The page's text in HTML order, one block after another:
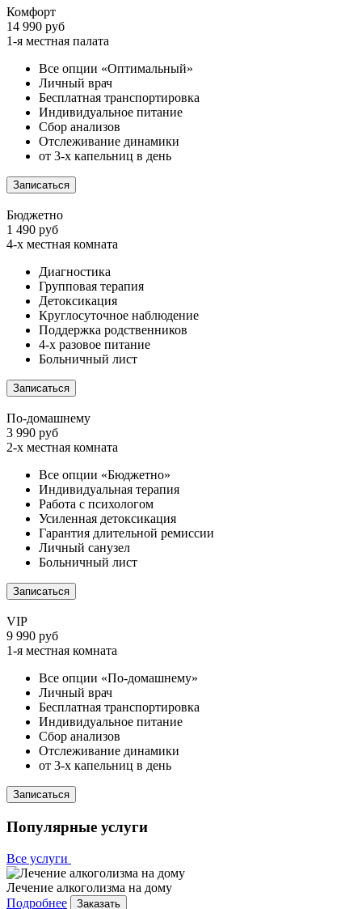
Комфорт
14 990 руб
1-я местная палата
Все опции «Оптимальный»
Личный врач
Бесплатная транспортировка
Индивидуальное питание
Сбор анализов
Отслеживание динамики
от 3-х капельниц в день
Записаться
Бюджетно
1 490 руб
4-х местная комната
Диагностика
Групповая терапия
Детоксикация
Круглосуточное наблюдение
Поддержка родственников
4-х разовое питание
Больничный лист
Записаться
По-домашнему
3 990 руб
2-х местная комната
Все опции «Бюджетно»
Индивидуальная терапия
Работа с психологом
Усиленная детоксикация
Гарантия длительной ремиссии
Личный санузел
Больничный лист
Записаться
VIP
9 990 руб
1-я местная комната
Все опции «По-домашнему»
Личный врач
Бесплатная транспортировка
Индивидуальное питание
Сбор анализов
Отслеживание динамики
от 3-х капельниц в день
Записаться
Популярные услуги
Все услуги
Лечение алкоголизма на дому
Подробнее
Заказать